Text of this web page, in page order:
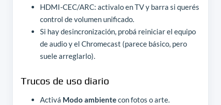
HDMI-CEC/ARC: activalo en TV y barra si querés
control de volumen unificado.
Si hay desincronización, probá reiniciar el equipo
de audio y el Chromecast (parece básico, pero
suele arreglarlo).
Trucos de uso diario
Activá Modo ambientecon fotos o arte.